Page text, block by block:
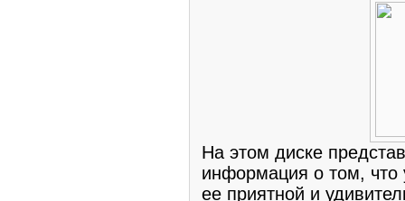
На этом диске
информация о том,
ее приятной и